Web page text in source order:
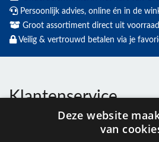
Persoonlijk advies, online én in de
Groot assortiment direct uit
Veilig & vertrouwd betalen via je
Klantenservice
Deze website
van